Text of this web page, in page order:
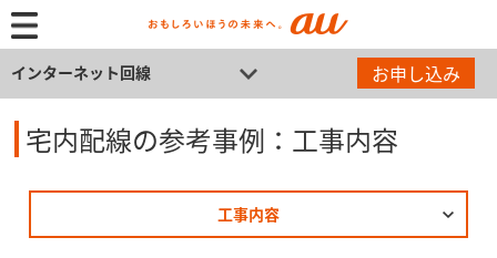
インターネット回線 お申し込み
宅内配線の参考事例：工事内容
工事内容